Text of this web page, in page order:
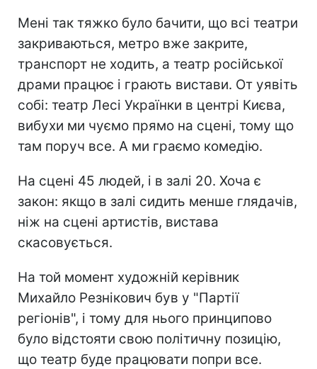
Мені так тяжко було бачити, що всі театри
закриваються, метро вже закрите,
транспорт не ходить, а театр російської
драми працює і грають вистави. От уявіть
собі: театр Лесі Українки в центрі Києва,
вибухи ми чуємо прямо на сцені, тому що
там поруч все. А ми граємо комедію.
На сцені 45 людей, і в залі 20. Хоча є
закон: якщо в залі сидить менше глядачів,
ніж на сцені артистів, вистава
скасовується.
На той момент художній керівник
Михайло Резнікович був у "Партії
регіонів", і тому для нього принципово
було відстояти свою політичну позицію,
що театр буде працювати попри все.